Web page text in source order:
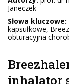
Janeczek
Słowa kluczowe:
kapsułkowe,
obturacyjna
inhalator